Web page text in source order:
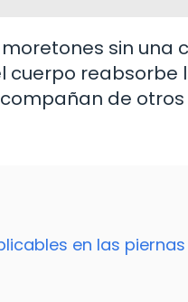
sin
reabsorbe
de
en las piernas